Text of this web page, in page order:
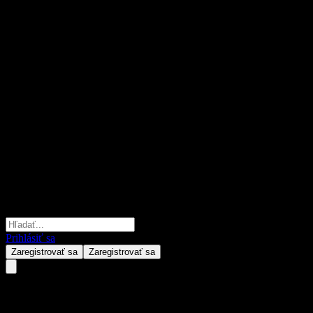
Prihlásiť sa
Zaregistrovať sa Zaregistrovať sa